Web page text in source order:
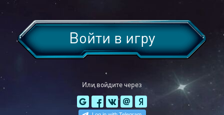
Или войдите через
Войти в игру